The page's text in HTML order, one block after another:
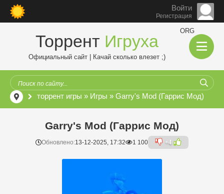
Войти
Регистрация
Торрент Игруха
ORG
Официальный сайт | Качай сколько влезет ;)
торрент игры » Игры » Garry's Mod (Гаррис Мод)
Garry's Mod (Гаррис Мод)
Обновлено:13-12-2025, 17:32 1 100 +4